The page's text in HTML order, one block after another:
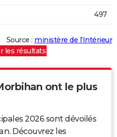
497
Source : ministère de l’Intérieur
les résultats
ont le plus
2026 sont dévoilés
Découvrez les